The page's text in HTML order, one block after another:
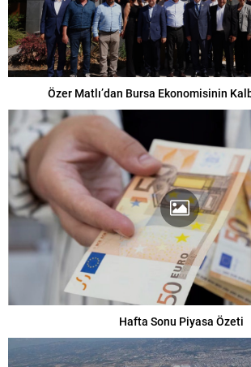
Özer Matlı’dan Bursa Ekonomisinin
Hafta Sonu Piyasa Özeti